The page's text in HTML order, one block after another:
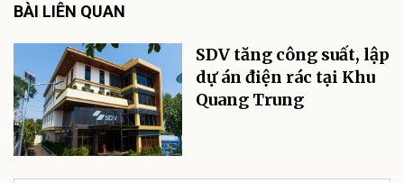
BÀI LIÊN QUAN
SDV tăng công suất, lập
dự án điện rác tại Khu
Quang Trung